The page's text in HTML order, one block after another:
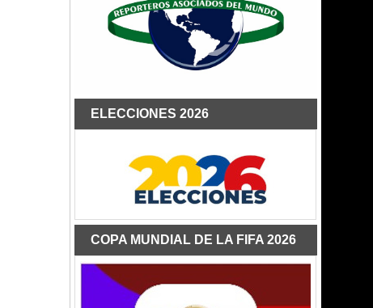
ELECCIONES 2026
COPA MUNDIAL DE LA FIFA 2026